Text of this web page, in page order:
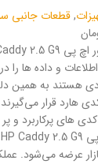
,قطعات جانبی
و داده ها را
هستند به همین
کدی هارد قرار
های پرکاربرد و
عرضه می‌شود.